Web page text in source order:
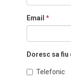
Email *
Doresc sa
Telefonic